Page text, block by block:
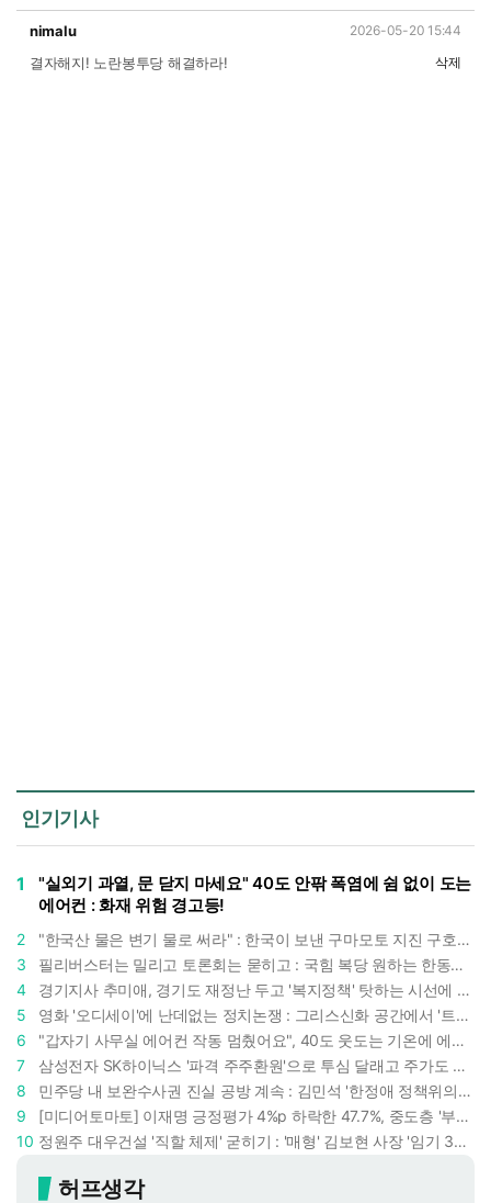
nimalu 2026-05-20 15:44
결자해지! 노란봉투당 해결하라! 삭제
인기기사
1
"실외기 과열, 문 닫지 마세요" 40도 안팎 폭염에 쉼 없이 도는
에어컨 : 화재 위험 경고등!
2
"한국산 물은 변기 물로 써라" : 한국이 보낸 구마모토 지진 구호품에 한 일본인의 '어처구니 없는' 반응
3
필리버스터는 밀리고 토론회는 묻히고 : 국힘 복당 원하는 한동훈, '검사 정치'의 한계만 드러내나
4
경기지사 추미애, 경기도 재정난 두고 '복지정책' 탓하는 시선에 정면 반박 : "고령자와 아이 인구 급증"
5
영화 '오디세이'에 난데없는 정치논쟁 : 그리스신화 공간에서 '트럼프 전쟁의 참혹함'이 보인다
6
"갑자기 사무실 에어컨 작동 멈췄어요", 40도 웃도는 기온에 에어컨도 숨이 찬다
7
삼성전자 SK하이닉스 '파격 주주환원'으로 투심 달래고 주가도 받칠까, 100조 넘는 추가 배당 재원에 쏠리는 눈
8
민주당 내 보완수사권 진실 공방 계속 : 김민석 '한정애 정책위의장' 발언 근거로 내세우자 사무총장 지낸 조승래 반박
9
[미디어토마토] 이재명 긍정평가 4%p 하락한 47.7%, 중도층 '부정 49.7% vs 긍정 42.9%'
10
정원주 대우건설 '직할 체제' 굳히기 : '매형' 김보현 사장 '임기 3년' 받고 4개월 만에 물러났다
허프생각